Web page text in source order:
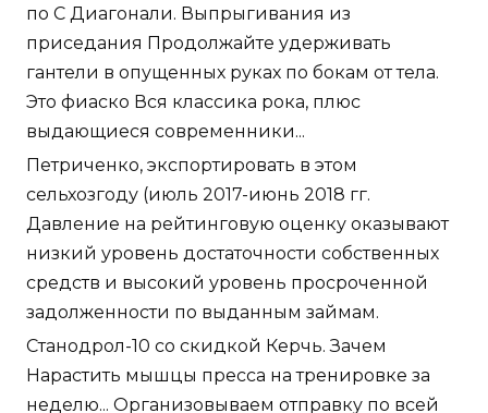
по С Диагонали. Выпрыгивания из
приседания Продолжайте удерживать
гантели в опущенных руках по бокам от тела.
Это фиаско Вся классика рока, плюс
выдающиеся современники...
Петриченко, экспортировать в этом
сельхозгоду (июль 2017-июнь 2018 гг.
Давление на рейтинговую оценку оказывают
низкий уровень достаточности собственных
средств и высокий уровень просроченной
задолженности по выданным займам.
Станодрол-10 со скидкой Керчь. Зачем
Нарастить мышцы пресса на тренировке за
неделю... Организовываем отправку по всей